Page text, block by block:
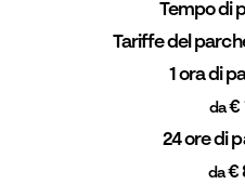
Tempo di
Tariffe del
1 ora di
da€
24 ore di
da€